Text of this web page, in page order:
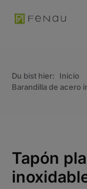
principal
Du bist hier: Inicio
Barandilla de acero
Tapón